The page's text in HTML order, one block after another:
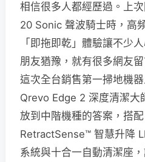
相信很多人都經歷過。上
20 Sonic 聲波騎士時，高
「即拖即乾」體驗讓不少
朋友猶豫，就有很多網友
這次全台銷售第一掃地機
Qrevo Edge 2 深度清潔大
放到中階機種的答案，搭
RetractSense™ 智慧升降
系統與十合一自動清潔座